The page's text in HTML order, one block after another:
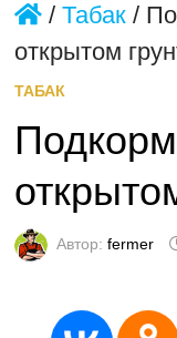
/ Табак/
открытом
ТАБАК
Автор: fermer